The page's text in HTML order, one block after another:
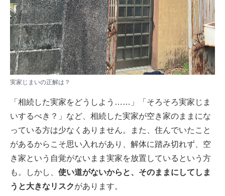
実家じまいの正解は？
「相続した実家をどうしよう……」「そろそろ実家じま
いするべき？」など、相続した実家が空き家のままにな
っている方は少なくありません。また、住んでいたこと
があるからこそ思い入れがあり、解体に踏み切れず、空
き家という自覚がないまま実家を放置しているという方
も。しかし、 使い道がないからと、そのままにしてしま
うと大きなリスクがあります。